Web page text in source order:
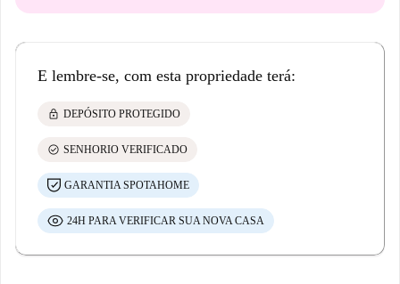
E lembre-se, com esta propriedade terá:
lock DEPÓSITO PROTEGIDO
check_circle SENHORIO VERIFICADO
GARANTIA SPOTAHOME
24H PARA VERIFICAR SUA NOVA CASA